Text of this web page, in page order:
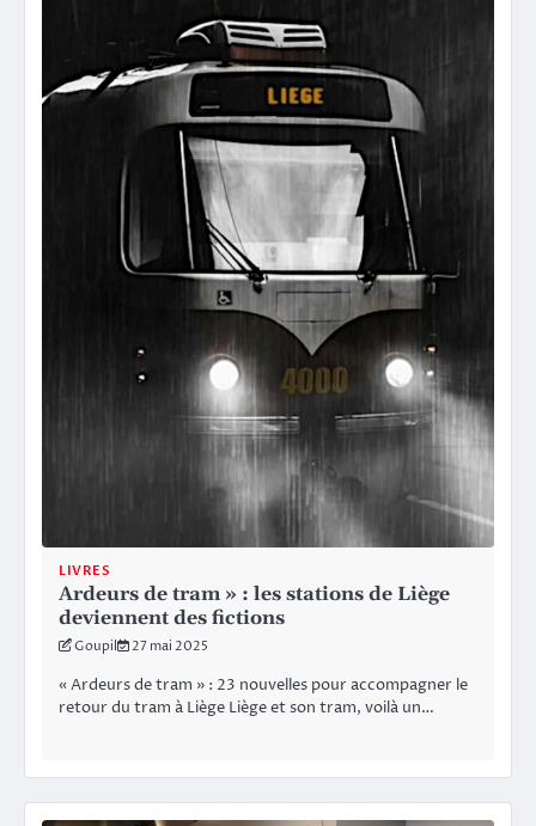
LIVRES
Ardeurs de tram » : les stations de Liège
deviennent des fictions
Goupil 27 mai 2025
« Ardeurs de tram » : 23 nouvelles pour accompagner le
retour du tram à Liège Liège et son tram, voilà un…